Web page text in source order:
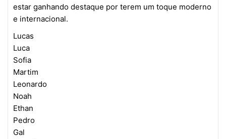
estar ganhando destaque por terem um toque moderno
e internacional.
Lucas
Luca
Sofia
Martim
Leonardo
Noah
Ethan
Pedro
Gal